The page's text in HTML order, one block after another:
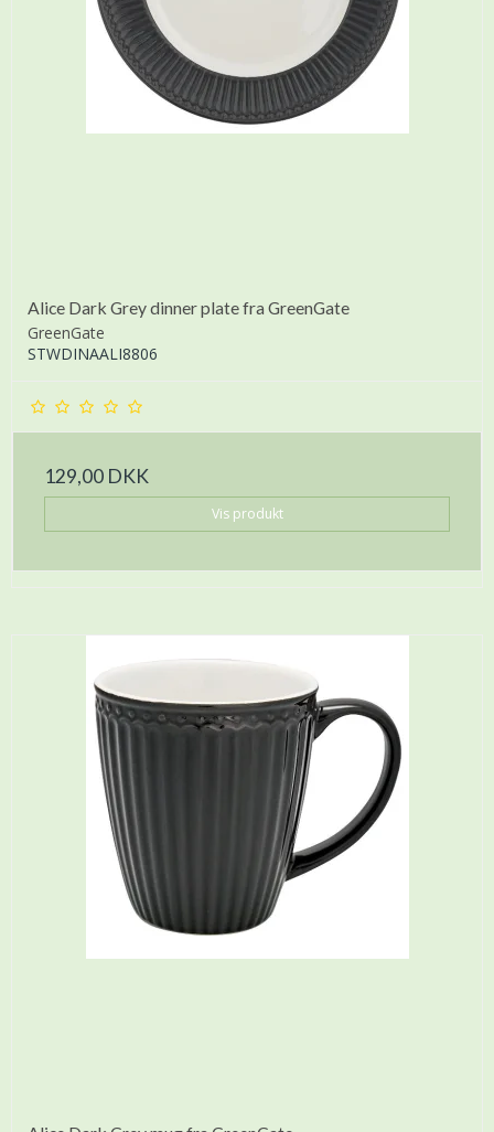
Alice Dark Grey dinner plate fra GreenGate
GreenGate
STWDINAALI8806
129,00 DKK
Vis produkt